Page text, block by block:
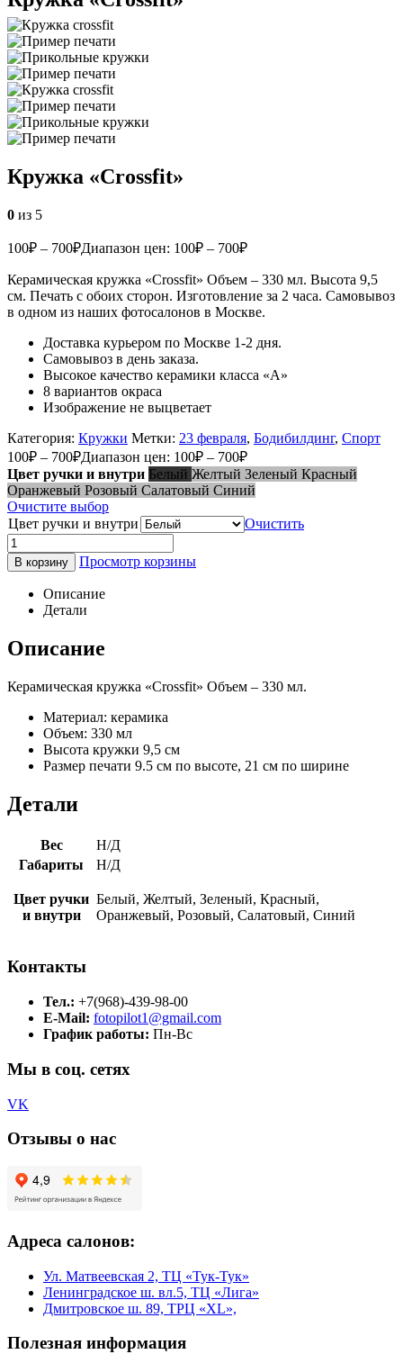
Кружка «Crossfit»
0 из 5
100₽ – 700₽Диапазон цен: 100₽ – 700₽
Керамическая кружка «Crossfit» Объем – 330 мл. Высота 9,5
см. Печать с обоих сторон. Изготовление за 2 часа. Самовывоз
в одном из наших фотосалонов в Москве.
Доставка курьером по Москве 1-2 дня.
Самовывоз в день заказа.
Высокое качество керамики класса «А»
8 вариантов окраса
Изображение не выцветает
Категория: Кружки Метки: 23 февраля, Бодибилдинг, Спорт
100₽ – 700₽Диапазон цен: 100₽ – 700₽
Цвет ручки и внутри Белый Желтый Зеленый Красный
Оранжевый Розовый Салатовый Синий
Очистите выбор
Цвет ручки и внутри
Очистить
В корзину Просмотр корзины
Описание
Детали
Описание
Керамическая кружка «Crossfit» Объем – 330 мл.
Материал: керамика
Объем: 330 мл
Высота кружки 9,5 см
Размер печати 9.5 см по высоте, 21 см по ширине
Детали
Вес
Н/Д
Габариты
Н/Д
Цвет ручки
и внутри
Белый, Желтый, Зеленый, Красный,
Оранжевый, Розовый, Салатовый, Синий
Контакты
Тел.: +7(968)-439-98-00
E-Mail: fotopilot1@gmail.com
График работы: Пн-Вс
Мы в соц. сетях
VK
Отзывы о нас
Адреса салонов:
Ул. Матвеевская 2, ТЦ «Тук-Тук»
Ленинградское ш. вл.5, ТЦ «Лига»
Дмитровское ш. 89, ТРЦ «XL»,
Полезная информация